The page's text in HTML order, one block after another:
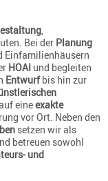
Bei der Planung
Einfamilienhäusern
HOAI und begleiten
Entwurfbis hin zur
eineexakte
vor Ort. Neben den
setzen wir als
betreuen sowohl
und